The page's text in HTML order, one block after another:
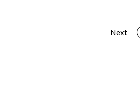
Next